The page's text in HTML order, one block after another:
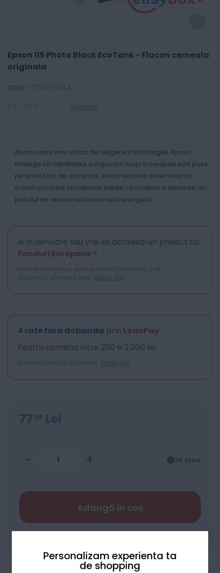
Personalizam experienta ta
de shopping
Epson 115 Photo Black EcoTank - Flacon cerneala
originala
Atunci cand vine vorba de alegerea tehnologiei, Epson
intelege ca fiabilitatea si impactul asupra mediului sunt puse
pe primul loc de companii. Acest lucru ne determina sa
cream produse inovatoare fiabile, reciclabile si eficiente din
punctul de vedere al consumului energetic.
Ai in derulare sau vrei sa accesezi un proiect cu
Fonduri Europene ?
Intra in contact cu echipa noastra dedicata si te
ajutam cu urmatorii pasi. Detalii aici
4 rate fara dobanda prin LeanPay.
Pentru comenzi intre 250 si 2.000 lei.
In limita stocului disponibil. Detalii aici
77 98 Lei
- + în stoc
Adaugă în coș